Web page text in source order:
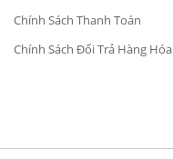
Chính Sách Thanh Toán
Chính Sách Đổi Trả Hàng Hóa